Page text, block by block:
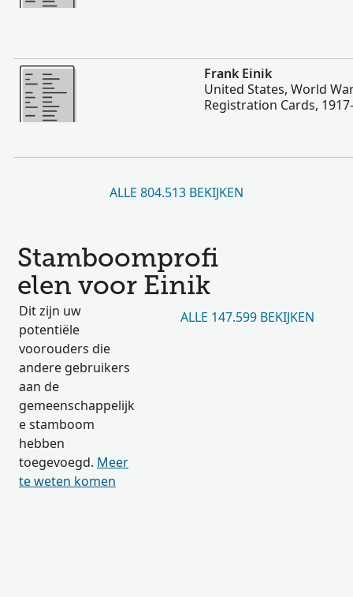
Meer
Frank Einik
United States, World
Registration Cards,
ALLE 804.513 BEKIJKEN
Stamboomprofi
elen voor Einik
Dit zijn uw
potentiële
voorouders die
andere gebruikers
aan de
gemeenschappelijk
e stamboom
hebben
toegevoegd. Meer
te weten komen
ALLE 147.599 BEKIJKEN